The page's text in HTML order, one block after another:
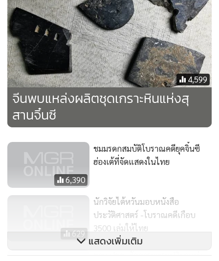
4,599
จีนพบแหล่งผลิตชุดเกราะหินแห่งสุ
สานจิ๋นซี
6,390
ชมมรดกสมบัติโบราณคดียุคจิ๋นซี
ฮ่องเต้ที่จัดแสดงในไทย
629
นักวิจัยไต้หวันมอบหนังสือ
ประวัติศาสตร์ -โบราณคดีเกือบ
3500 เล่มให้ไทย
ชวน ปชช. สักการะพระปฏิมาแห่ง
แสดงเพิ่มเติม